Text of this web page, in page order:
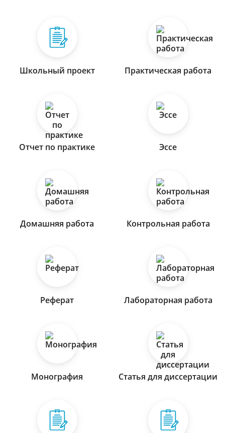
Школьный проект Практическая работа
Отчет по практике Эссе
Домашняя работа Контрольная работа
Реферат Лабораторная работа
Монография Статья для диссертации